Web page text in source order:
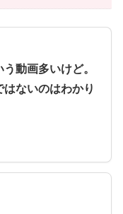
動画多いけど。
ないのはわかり